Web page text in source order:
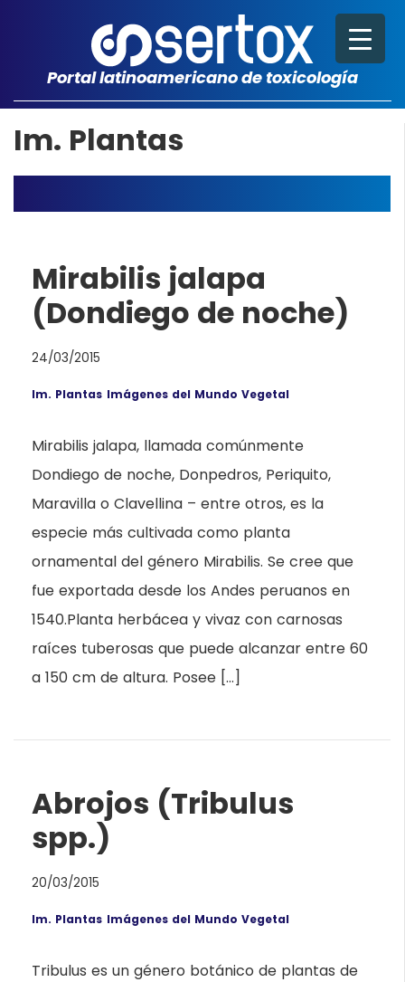
Portal latinoamericano de toxicología
Im. Plantas
Mirabilis jalapa
(Dondiego de noche)
24/03/2015
Im. Plantas Imágenes del Mundo Vegetal
Mirabilis jalapa, llamada comúnmente
Dondiego de noche, Donpedros, Periquito,
Maravilla o Clavellina – entre otros, es la
especie más cultivada como planta
ornamental del género Mirabilis. Se cree que
fue exportada desde los Andes peruanos en
1540.Planta herbácea y vivaz con carnosas
raíces tuberosas que puede alcanzar entre 60
a 150 cm de altura. Posee […]
Abrojos (Tribulus
spp.)
20/03/2015
Im. Plantas Imágenes del Mundo Vegetal
Tribulus es un género botánico de plantas de